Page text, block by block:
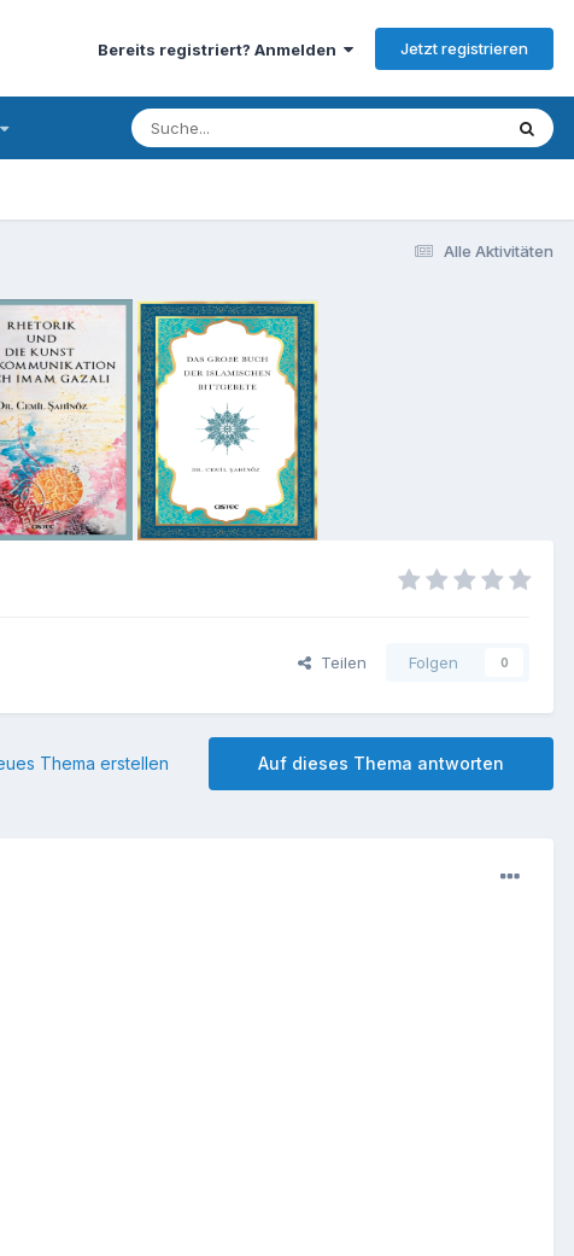
Bereits registriert? Anmelden Jetzt registrieren
Alle Aktivitäten
Teilen Folgen 0
Auf dieses Thema antworten
Thema erstellen